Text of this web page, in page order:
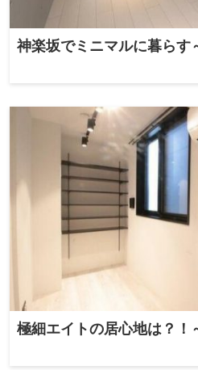
神楽坂でミニマルに暮らす
極細エイトの居心地は？！